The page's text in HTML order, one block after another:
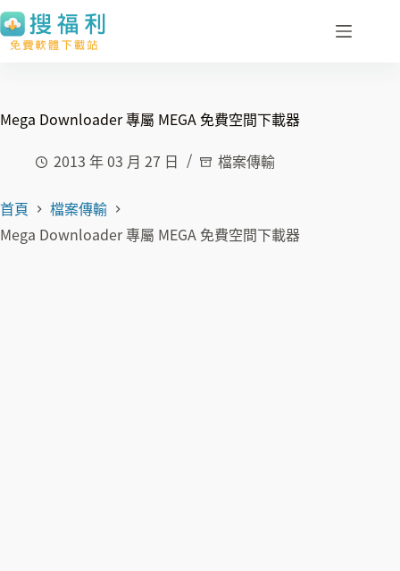
跳
至
容
Mega Downloader 專屬 MEGA 免費空間下載器
2013 年 03 月 27 日
檔案傳輸
首頁
檔案傳輸
Mega Downloader 專屬 MEGA 免費空間下載器